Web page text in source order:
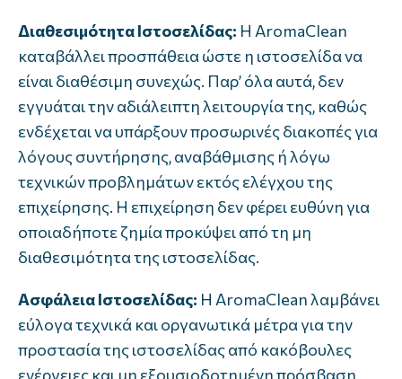
Διαθεσιμότητα Ιστοσελίδας: Η AromaClean
καταβάλλει προσπάθεια ώστε η ιστοσελίδα να
είναι διαθέσιμη συνεχώς. Παρ’ όλα αυτά, δεν
εγγυάται την αδιάλειπτη λειτουργία της, καθώς
ενδέχεται να υπάρξουν προσωρινές διακοπές για
λόγους συντήρησης, αναβάθμισης ή λόγω
τεχνικών προβλημάτων εκτός ελέγχου της
επιχείρησης. Η επιχείρηση δεν φέρει ευθύνη για
οποιαδήποτε ζημία προκύψει από τη μη
διαθεσιμότητα της ιστοσελίδας.
Ασφάλεια Ιστοσελίδας: Η AromaClean λαμβάνει
εύλογα τεχνικά και οργανωτικά μέτρα για την
προστασία της ιστοσελίδας από κακόβουλες
ενέργειες και μη εξουσιοδοτημένη πρόσβαση.